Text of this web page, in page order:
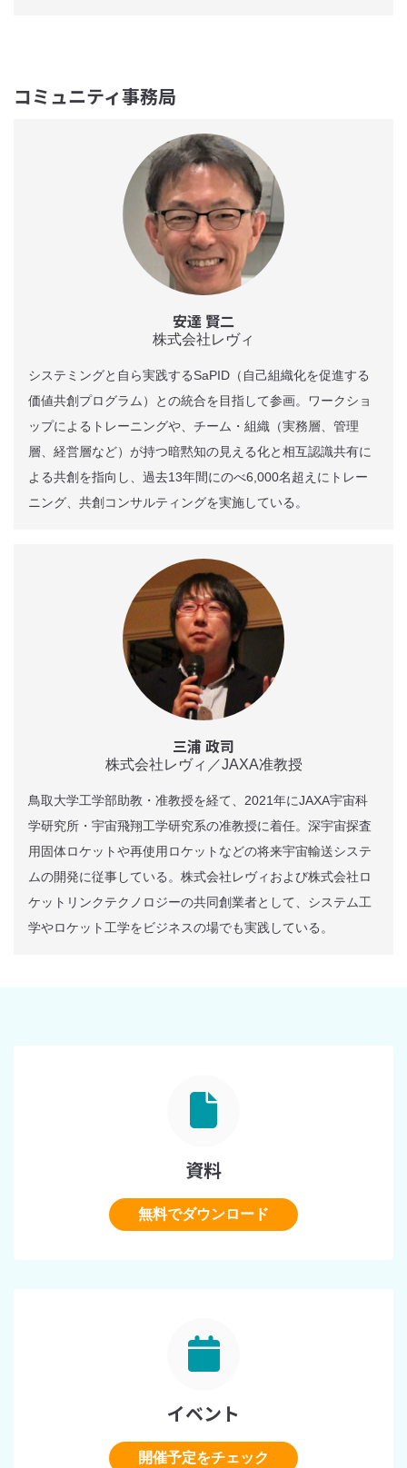
コミュニティ事務局
安達 賢二
株式会社レヴィ
システミングと自ら実践するSaPID（自己組織化を促進する
価値共創プログラム）との統合を目指して参画。ワークショ
ップによるトレーニングや、チーム・組織（実務層、管理
層、経営層など）が持つ暗黙知の見える化と相互認識共有に
よる共創を指向し、過去13年間にのべ6,000名超えにトレー
ニング、共創コンサルティングを実施している。
三浦 政司
株式会社レヴィ／JAXA准教授
鳥取大学工学部助教・准教授を経て、2021年にJAXA宇宙科
学研究所・宇宙飛翔工学研究系の准教授に着任。深宇宙探査
用固体ロケットや再使用ロケットなどの将来宇宙輸送システ
ムの開発に従事している。株式会社レヴィおよび株式会社ロ
ケットリンクテクノロジーの共同創業者として、システム工
学やロケット工学をビジネスの場でも実践している。
資料
無料でダウンロード
イベント
開催予定をチェック